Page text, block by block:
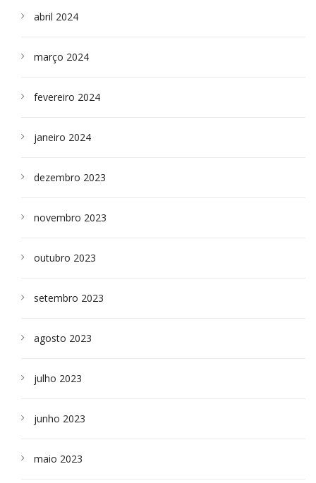
abril 2024
março 2024
fevereiro 2024
janeiro 2024
dezembro 2023
novembro 2023
outubro 2023
setembro 2023
agosto 2023
julho 2023
junho 2023
maio 2023